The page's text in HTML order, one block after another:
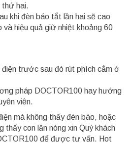
thứ hai.
khi đèn báo tắt lần hai sẽ cao
hiệu quả giữ nhiệt khoảng 60
điện trước sau đó rút phích cắm ở
pháp DOCTOR100 hay hướng
viên.
mà không thấy đèn báo, hoặc
thấy con lăn nóng xin Quý khách
để được tư vấn. Hot